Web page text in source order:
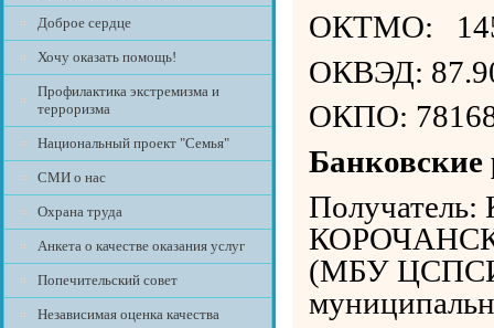
Доброе сердце
Хочу оказать помощь!
Профилактика экстремизма и
терроризма
Национальный проект "Семья"
СМИ о нас
Охрана труда
Анкета о качестве оказания услуг
Попечительский совет
Независимая оценка качества
ОКТМО:
ОКВЭД:
ОКПО:
(МБУ